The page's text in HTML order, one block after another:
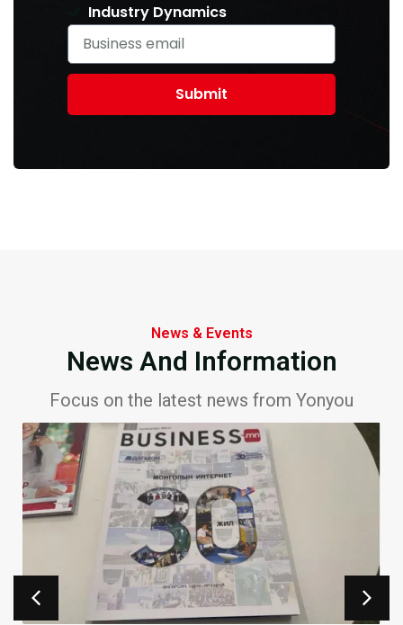
Industry Dynamics
Submit
News & Events
News And Information
Focus on the latest news from Yonyou